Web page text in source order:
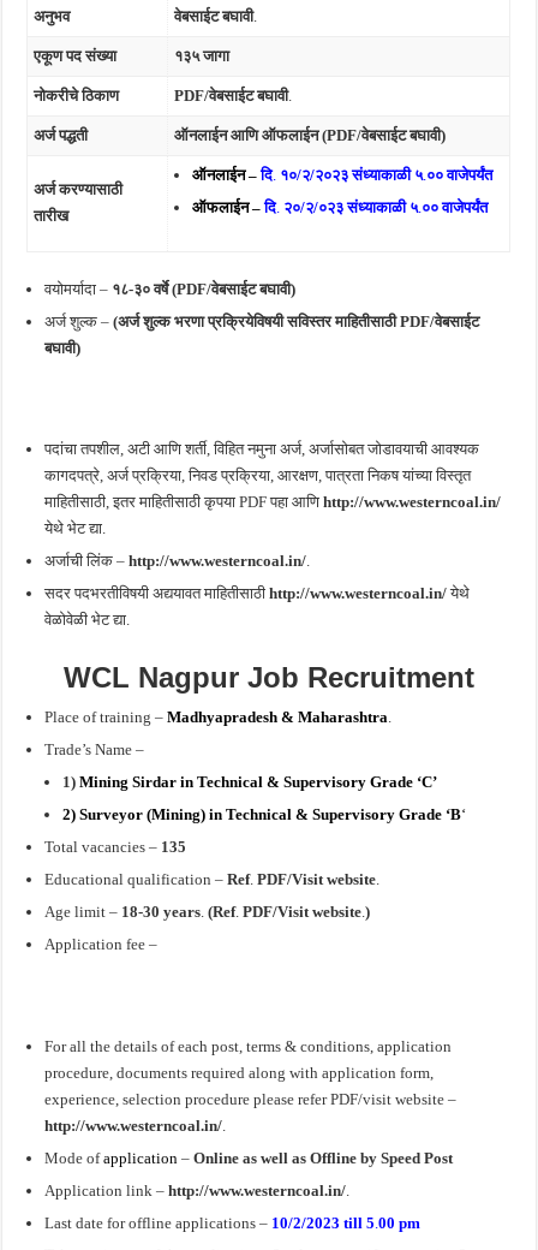
अनुभव
वेबसाईट बघावी.
एकूण पद संख्या १३५ जागा
नोकरीचे ठिकाण PDF/वेबसाईट बघावी.
अर्ज पद्धती ऑनलाईन आणि ऑफलाईन (PDF/वेबसाईट बघावी)
अर्ज करण्यासाठी
तारीख
ऑनलाईन –दि. १०/२/२०२३संध्याकाळी ५.०० वाजेपर्यंत
ऑफलाईन –दि. २०/२/०२३ संध्याकाळी ५.०० वाजेपर्यंत
वयोमर्यादा – १८-३० वर्षे (PDF/वेबसाईट बघावी)
अर्ज शुल्क –(अर्ज शुल्क भरणा प्रक्रियेविषयी सविस्तर माहितीसाठी PDF/वेबसाईट
बघावी)
पदांचा तपशील, अटी आणि शर्ती, विहित नमुना अर्ज, अर्जासोबत जोडावयाची आवश्यक
कागदपत्रे, अर्ज प्रक्रिया, निवड प्रक्रिया, आरक्षण, पात्रता निकष यांच्या विस्तृत
माहितीसाठी, इतर माहितीसाठी कृपया PDF पहा आणिhttp://www.westerncoal.in/
येथे भेट द्या.
अर्जाची लिंक – http://www.westerncoal.in/.
सदर पदभरतीविषयी अद्ययावत माहितीसाठीhttp://www.westerncoal.in/येथे
वेळोवेळी भेट द्या.
WCL Nagpur Job Recruitment
Place of training –Madhyapradesh & Maharashtra.
Trade’s Name –
1)Mining Sirdar in Technical & Supervisory Grade ‘C’
2) Surveyor (Mining) in Technical & Supervisory Grade ‘B‘
Total vacancies – 135
Educational qualification –Ref. PDF/Visit website.
Age limit – 18-30 years.(Ref. PDF/Visit website.)
Application fee –
For all the details of each post, terms & conditions, application
procedure, documents required along with application form,
experience, selection procedure please refer PDF/visit website –
http://www.westerncoal.in/
Mode ofapplication –Online as well as Offline by Speed Post
Application link – http://www.westerncoal.in/
Last date for offline applications – 10/2/2023 till 5 .00 pm